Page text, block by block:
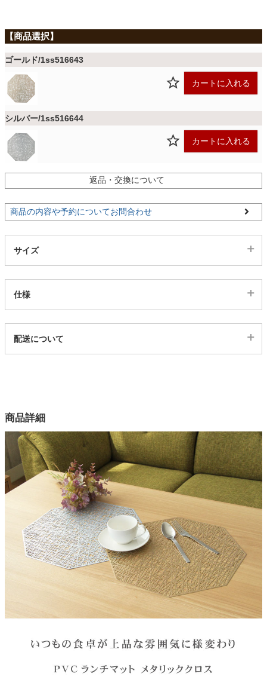
寝具
収納用品
生活用品
インテリア雑貨
ガーデン
タワー
ゴールド/1ss516643
カートに入れる
シルバー/1ss516644
カートに入れる
返品・交換について
商品の内容や予約についてお問合わせ
サイズ
仕様
1ss516643
2色
素材
PVC（ポリ塩化ビニル）95%、ポリエチレン5%
原産国
配送について
商品詳細